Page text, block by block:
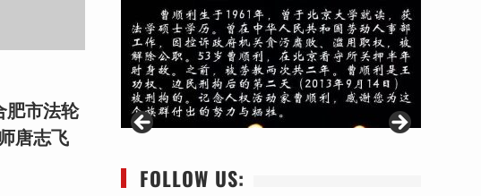
肥市法轮
唐志飞
FOLLOW US: